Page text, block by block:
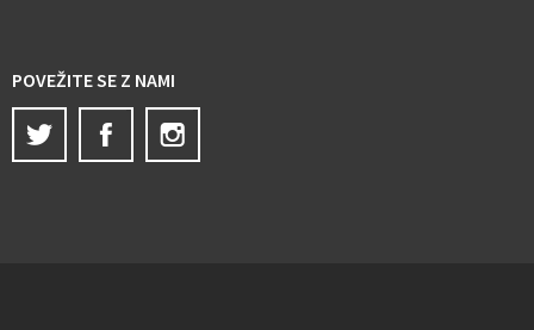
POVEŽITE SE Z NAMI
Twitter
Facebook